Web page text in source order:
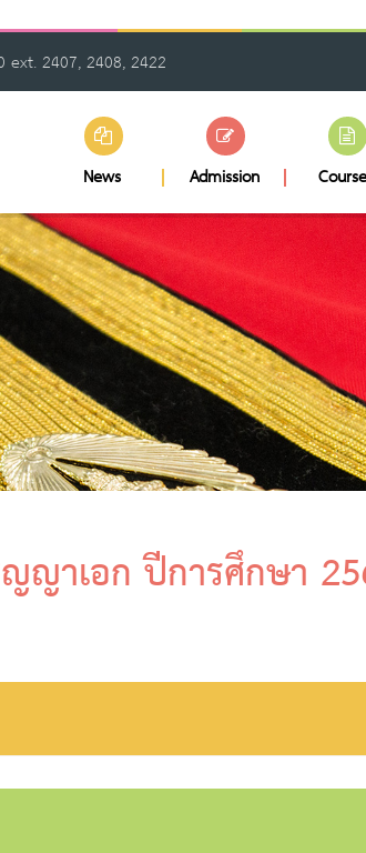
ext. 2407, 2408, 2422
News Admission
ญาเอก ปีการศึกษา